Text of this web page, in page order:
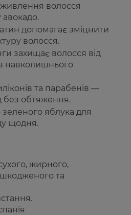
волосся
авокадо.
допомагає зміцнити
волосся.
захищає волосся від
навколишнього
та парабенів —
без обтяження.
яблука для
щодня.
жирного,
та